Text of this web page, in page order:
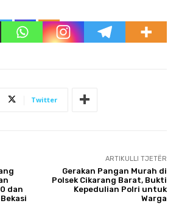
Twitter
dan
ARTIKULLI TJETËR
Gerakan Pangan Murah di
Polsek Cikarang Barat, Bukti
Kepedulian Polri untuk
Warga